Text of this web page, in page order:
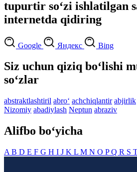
tupurtir so‘zi ishlatilgan
internetda qidiring
Google Яндекс Bing
Siz uchun qiziq bo‘lishi
so‘zlar
abstraktlashtiril abro‘ achchiqlantir abjirlik
Nizomiy abadiylash Neptun abraziv
Alifbo bo‘yicha
A B D E F G H I J K L M N O PQ R S